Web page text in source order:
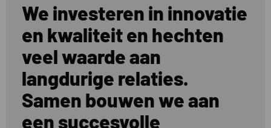
We investeren in innovatie
en kwaliteit en hechten
veel waarde aan
langdurige relaties.
Samen bouwen we aan
een succesvolle